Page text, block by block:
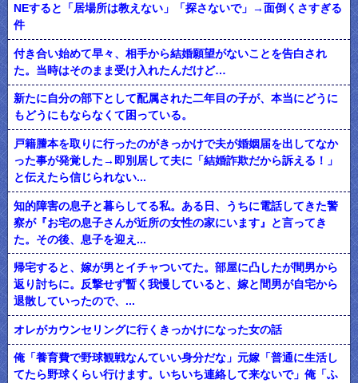
NEすると「居場所は教えない」「探さないで」→面倒くさすぎる
件
付き合い始めて早々、相手から結婚願望がないことを告白され
た。当時はそのまま受け入れたんだけど…
新たに自分の部下として配属された二年目の子が、本当にどうに
もどうにもならなくて困っている。
戸籍謄本を取りに行ったのがきっかけで夫が婚姻届を出してなか
った事が発覚した→即別居して夫に「結婚詐欺だから訴える！」
と伝えたら信じられない...
知的障害の息子と暮らしてる私。ある日、うちに電話してきた警
察が『お宅の息子さんが近所の女性の家にいます』と言ってき
た。その後、息子を迎え...
帰宅すると、嫁が男とイチャついてた。部屋に凸したが間男から
返り討ちに。反撃せず暫く我慢していると、嫁と間男が自宅から
退散していったので、...
オレがカウンセリングに行くきっかけになった女の話
俺「養育費で野球観戦なんていい身分だな」元嫁「普通に生活し
てたら野球くらい行けます。いちいち連絡して来ないで」俺「ふ